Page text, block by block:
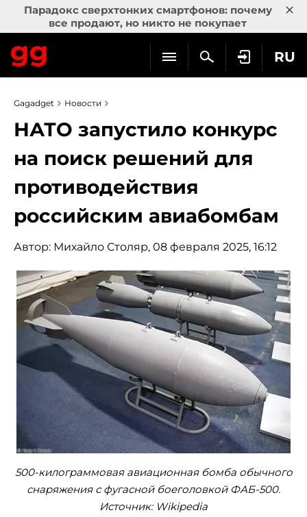
Парадокс сверхтонких смартфонов: почему
все продают, но никто не покупает
×
RU
Gagadget Новости
НАТО запустило конкурс
на поиск решений для
противодействия
российским авиабомбам
Автор: Михайло Столяр, 08 февраля 2025, 16:12
500-килограммовая авиационная бомба обычного
снаряжения с фугасной боеголовкой ФАБ-500.
Источник: Wikipedia